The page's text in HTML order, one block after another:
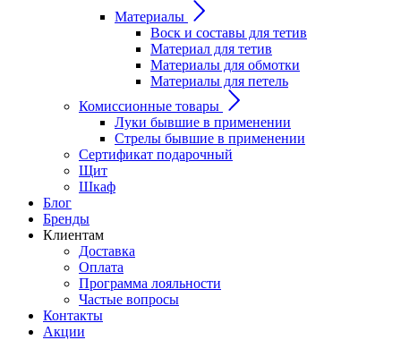
Материалы
Воск и составы для тетив
Материал для тетив
Материалы для обмотки
Материалы для петель
Комиссионные товары
Луки бывшие в применении
Стрелы бывшие в применении
Сертификат подарочный
Щит
Шкаф
Блог
Бренды
Клиентам
Доставка
Оплата
Программа лояльности
Частые вопросы
Контакты
Акции